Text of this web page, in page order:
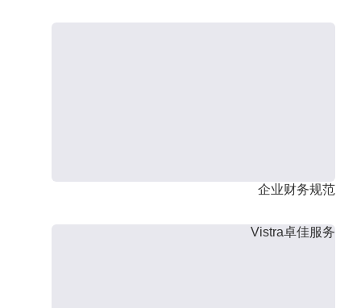
企业财务规范
Vistra卓佳服务